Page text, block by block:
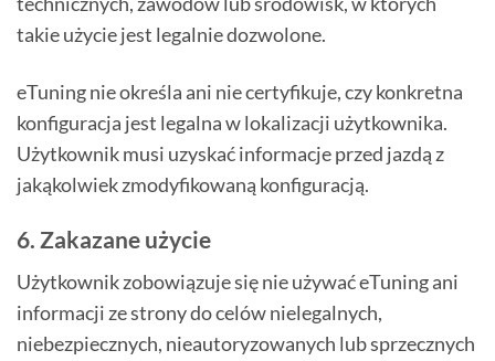
takie użycie jest legalnie dozwolone.
eTuning nie określa ani nie certyfikuje, czy konkretna
konfiguracja jest legalna w lokalizacji użytkownika.
Użytkownik musi uzyskać informacje przed jazdą z
jakąkolwiek zmodyfikowaną konfiguracją.
6. Zakazane użycie
Użytkownik zobowiązuje się nie używać eTuning ani
informacji ze strony do celów nielegalnych,
niebezpiecznych, nieautoryzowanych lub sprzecznych